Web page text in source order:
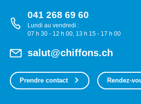
041 268 69 60
Lundi au vendredi :
07 h 30 - 12 h 00, 13 h 15 - 17 h 00
salut@chiffons.ch
Prendre contact Rendez-